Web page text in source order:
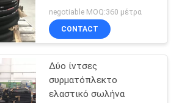
negotiable MOQ:360 μέτρα
CONTACT
Δύο ίντσες
συρματόπλεκτο
ελαστικό σωλήνα